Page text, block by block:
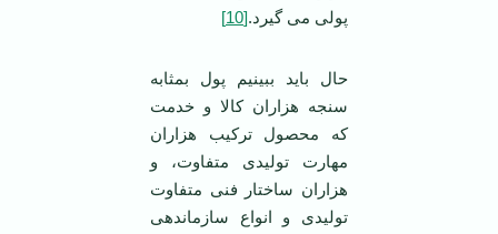
پولی می گیرد.[10]
حال باید ببینیم پول بمثابه
سنجه هزاران کالا و خدمت
که محصول ترکیب هزاران
مهارت تولیدی متفاوت، و
هزاران ساختار فنی متفاوت
تولیدی و انواع سازماندهی